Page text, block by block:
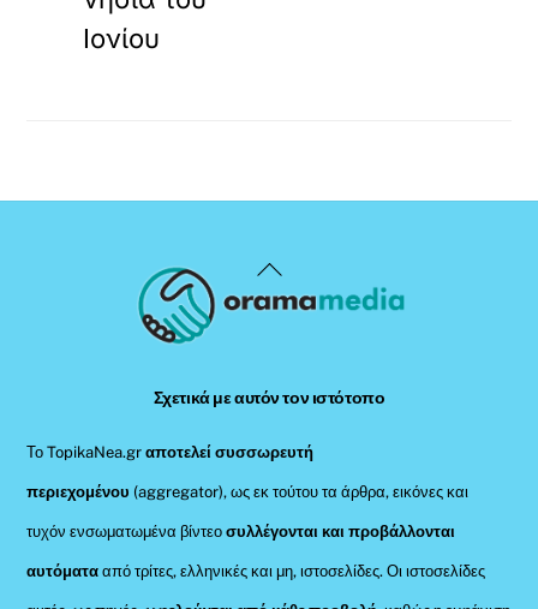
Ιονίου
Back
To
Σχετικά με αυτόν τον ιστότοπο
Το TopikaNea.grαποτελεί συσσωρευτή
περιεχομένου (aggregator), ως εκ τούτου τα άρθρα, εικόνες και
τυχόν ενσωματωμένα βίντεοσυλλέγονται και προβάλλονται
αυτόματααπό τρίτες, ελληνικές και μη, ιστοσελίδες. Οι ιστοσελίδες